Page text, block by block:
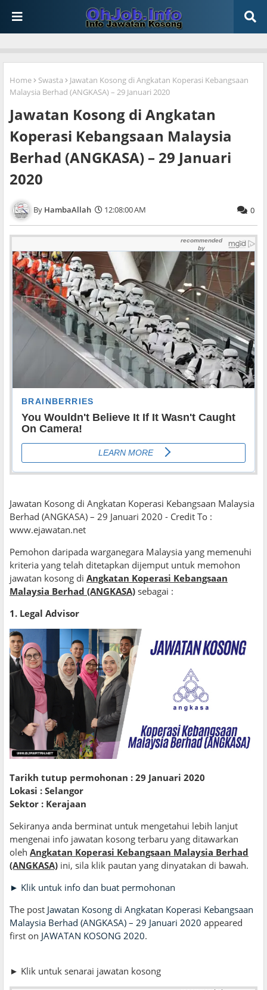
Home Swasta
Jawatan Kosong di Angkatan Koperasi Kebangsaan
Malaysia Berhad (ANGKASA) – 29 Januari 2020
Jawatan Kosong di Angkatan
Koperasi Kebangsaan Malaysia
Berhad (ANGKASA) – 29 Januari
2020
HambaAllah 12:08:00 AM 0
Jawatan Kosong di Angkatan Koperasi Kebangsaan Malaysia
Berhad (ANGKASA) – 29 Januari 2020 - Credit To :
www.ejawatan.net
Pemohon daripada warganegara Malaysia yang memenuhi
kriteria yang telah ditetapkan dijemput untuk memohon
jawatan kosong di Angkatan Koperasi Kebangsaan
Malaysia Berhad (ANGKASA) sebagai :
1. Legal Advisor
Tarikh tutup permohonan : 29 Januari 2020
Lokasi : Selangor
Sektor : Kerajaan
Sekiranya anda berminat untuk mengetahui lebih lanjut
mengenai info jawatan kosong terbaru yang ditawarkan
oleh Angkatan Koperasi Kebangsaan Malaysia Berhad
(ANGKASA) ini, sila klik pautan yang dinyatakan di bawah.
► Klik untuk info dan buat permohonan
The post Jawatan Kosong di Angkatan Koperasi Kebangsaan
Malaysia Berhad (ANGKASA) – 29 Januari 2020 appeared
first on JAWATAN KOSONG 2020.
► Klik untuk senarai jawatan kosong